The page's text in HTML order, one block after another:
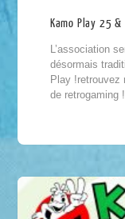
Kamo Play 25
L’association
désormais
Play !retrouvez
de retrogaming